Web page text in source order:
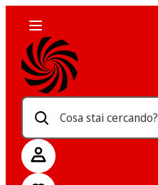
Cosa stai cercando?